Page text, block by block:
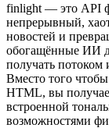
finlight — это API
непрерывный,
новостей и
обогащённые ИИ
получать потоком
Вместо того
HTML, вы
встроенной
возможностями